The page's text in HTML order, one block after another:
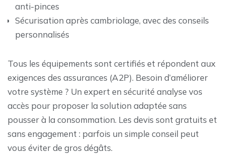
anti-pinces
Sécurisation après cambriolage, avec des conseils
personnalisés
Tous les équipements sont certifiés et répondent aux
exigences des assurances (A2P). Besoin d’améliorer
votre système ? Un expert en sécurité analyse vos
accès pour proposer la solution adaptée sans
pousser à la consommation. Les devis sont gratuits et
sans engagement : parfois un simple conseil peut
vous éviter de gros dégâts.